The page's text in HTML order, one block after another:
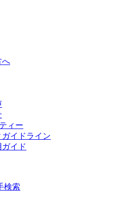
へ
ィー
イドライン
イド
検索